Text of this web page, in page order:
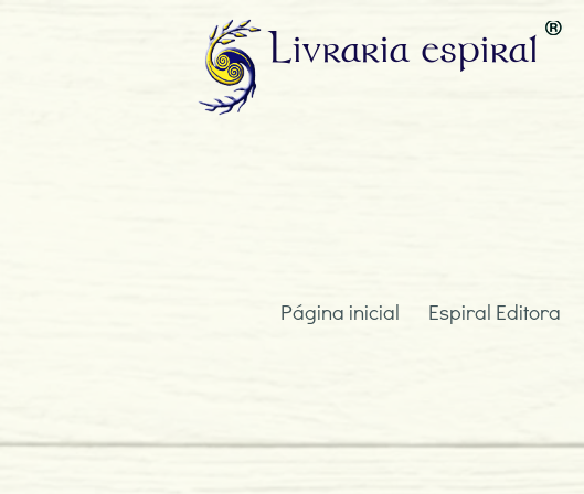
Livraria espiral
Página inicial Espiral Editora